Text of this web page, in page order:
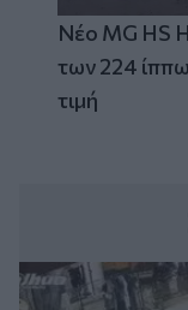
Νέο MG HS
των 224
τιμή